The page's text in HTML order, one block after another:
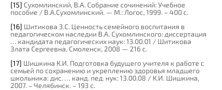
[15] Сухомлинский, В.А. Собрание сочинений: Учебное
пособие / В.А.Сухомлинский. — М.: Логос, 1999. – 400 с.
[16] Шитикова З.С. Ценность семейного воспитания в
педагогическом наследии В.А. Сухомлинского: диссертация
… кандидата педагогических наук: 13.00.01 / Шитикова
Злата Сергеевна, Смоленск, 2008 — 216 c.
[17] Шишкина К.И. Подготовка будущего учителя к работе с
семьей по сохранению и укреплению здоровья младшего
школьника: дис. … канд. пед. нук: 13.00.08 / К.И. Шишкина,
2007. – Челябинск. – 193 с.